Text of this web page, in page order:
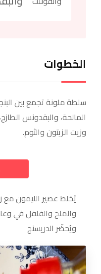
الخطوات
سلطة ملونة تجمع بين
المالحة، والبقدونس
وزيت الزيتون والثوم.
يُخلط عصير الليمون مع
والملح والفلفل في
ويُحضّر الدريسنج